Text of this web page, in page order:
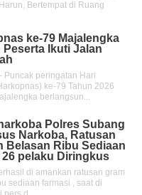
Bertempat di Ruang
ke-79 Majalengka
Peserta Ikuti Jalan
Puncak peringatan Hari
ke-79 Tahun 2026
berlangsun...
Polres Subang
Narkoba, Ratusan
Belasan Ribu Sediaan
26 pelaku Diringkus
di amankan ratusan gram
sediaan farmasi , saat di